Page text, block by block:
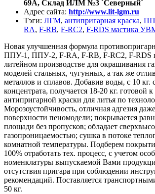
69А, Склад ИЛМ №3 `Северный`
Адрес сайта: http://www.lit-lgm.ru
Тэги: ЛГМ, антипригарная краска,
RA, F-RB, F-RC2, F-RDS мастика
Новая улучшенная формула
ППУ-1, ППУ-2, F-RA, F-RB, F-RC2, F-RDS
литейном производстве для окрашивания
моделей стальных, чугунных, а так же
металлов и сплавов. Добавив воды, с 10 кг.
концентрата, получается 18-20 кг. готовой
антипригарной краски для литья по
Морозоустойчивость, отличная адгезия
поверхности пеномодели; покрывается
площади без пропусков; обладает
газопроницаемостью; сушка в потоке
комнатной температуры. Подберем
100% отработать тех. процесс, с учетом
номенклатуры выпускаемой Вами
отсутствия пригара при соблюдении
рекомендаций. Поставляется
50 кг.